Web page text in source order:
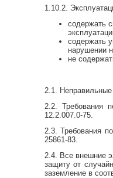
1.10.2.
содержать
содержать
нарушении
не
2.1.
2.2. Требования
12.2.007.0-75.
2.3. Требования
25861-83.
2.4. Все внешние
защиту от
заземление в